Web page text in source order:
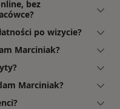
bez
po wizycie?
Marciniak?
Marciniak?